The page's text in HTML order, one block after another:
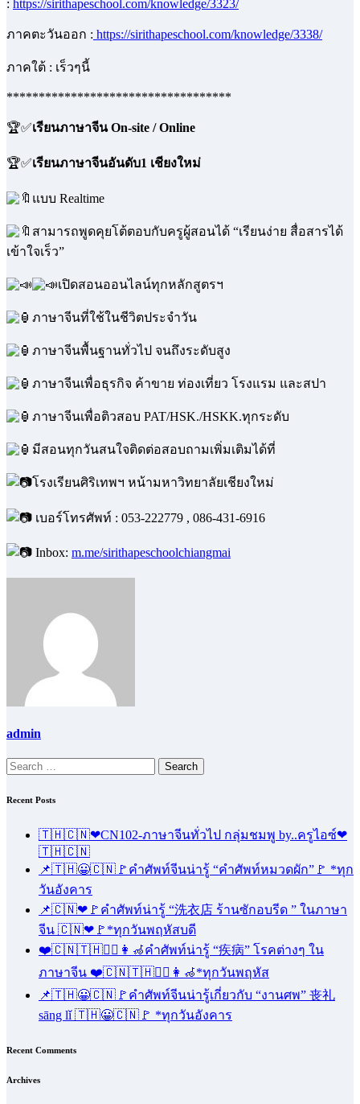
: https://sirithapeschool.com/knowledge/3323/
ภาคตะวันออก : https://sirithapeschool.com/knowledge/3338/
ภาคใต้ : เร็วๆนี้
***********************************
🏆✅เรียนภาษาจีน On-site / Online
🏆✅เรียนภาษาจีนอันดับ1 เชียงใหม่
แบบ Realtime
สามารถพูดคุยโต้ตอบกับครูผู้สอนได้ “เรียนง่าย สื่อสารได้
เข้าใจเร็ว”
เปิดสอนออนไลน์ทุกหลักสูตรฯ
ภาษาจีนที่ใช้ในชีวิตประจำวัน
ภาษาจีนพื้นฐานทั่วไป จนถึงระดับสูง
ภาษาจีนเพื่อธุรกิจ ค้าขาย ท่องเที่ยว โรงแรม และสปา
ภาษาจีนเพื่อติวสอบ PAT/HSK./HSKK.ทุกระดับ
มีสอนทุกวันสนใจติดต่อสอบถามเพิ่มเติมได้ที่
โรงเรียนศิริเทพฯ หน้ามหาวิทยาลัยเชียงใหม่
เบอร์โทรศัพท์ : 053-222779 , 086-431-6916
Inbox: m.me/sirithapeschoolchiangmai
admin
Search
for:
Recent Posts
🇹🇭🇨🇳❤CN102-ภาษาจีนทั่วไป กลุ่มชมพู by..ครูไอซ์❤
🇹🇭🇨🇳
📌🇹🇭😀🇨🇳🚩คำศัพท์จีนน่ารู้ “คำศัพท์หมวดผัก”🚩 *ทุก
วันอังคาร
📌🇨🇳❤🚩คำศัพท์น่ารู้ “洗衣店 ร้านซักอบรีด ” ในภาษา
จีน 🇨🇳❤🚩*ทุกวันพฤหัสบดี
❤️🇨🇳🇹🇭🧑‍⚕️👩‍🦽คำศัพท์น่ารู้ “疾病” โรคต่างๆ ใน
ภาษาจีน ❤️🇨🇳🇹🇭🧑‍⚕️👩‍🦽*ทุกวันพฤหัส
📌🇹🇭😀🇨🇳🚩คำศัพท์จีนน่ารู้เกี่ยวกับ “งานศพ” 丧礼
sāng lǐ 🇹🇭😀🇨🇳🚩 *ทุกวันอังคาร
Recent Comments
Archives